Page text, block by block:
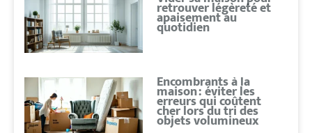
retrouver légèreté et
apaisement au
quotidien
Encombrants à la
maison : éviter les
erreurs qui coûtent
cher lors du tri des
objets volumineux